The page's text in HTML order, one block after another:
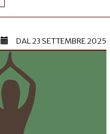
DAL23 SETTEMBRE 2025